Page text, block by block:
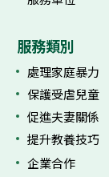
服務類別
處理家庭暴力
保護受虐兒童
促進夫妻關係
提升教養技巧
企業合作